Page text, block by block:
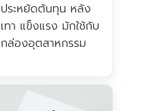
ประหยัดต้นทุน หลัง
เทา แข็งแรง มักใช้กับ
กล่องอุตสาหกรรม